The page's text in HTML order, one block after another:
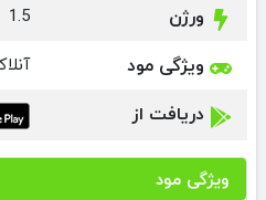
ورژن 1.5
ویژگی مود
دریافت از
ویژگی مود